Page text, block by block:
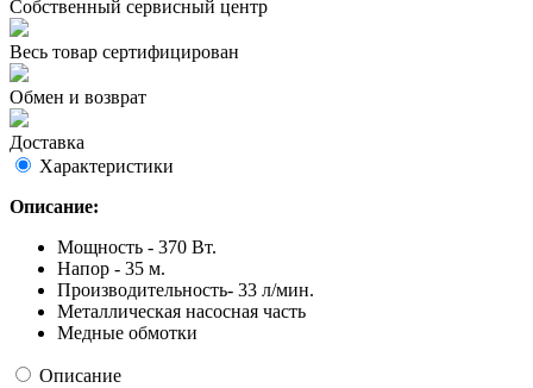
Собственный сервисный центр
Весь товар сертифицирован
Обмен и возврат
Доставка
Характеристики
Описание:
Мощность - 370 Вт.
Напор - 35 м.
Производительность- 33 л/мин.
Металлическая насосная часть
Медные обмотки
Описание